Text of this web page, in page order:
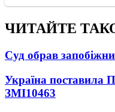
ЧИТАЙТЕ
Суд обрав
Україна поставила
ЗМІ10463